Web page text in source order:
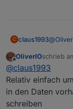
C claus1993@
der
Wenn
Offline
OliverIOschrieb
zuletzt
@claus1993
Relativ einfach
in den Daten
schreiben